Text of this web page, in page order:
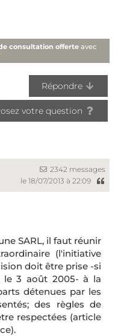
consultation offerte avec
Répondre
votre question
2342 messages
le 18/07/2013 à 22:09
SARL, il faut réunir
(l'initiative
doit être prise -si
le 3 août 2005- à la
détenues par les
des règles de
respectées (article